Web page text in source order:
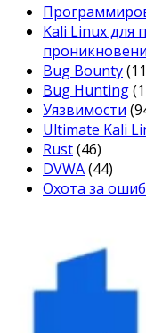
Kali Linux для
Bug Bounty
Bug Hunting
Уязвимости
Ultimate Kali
Rust(46)
DVWA(44)
Охота за